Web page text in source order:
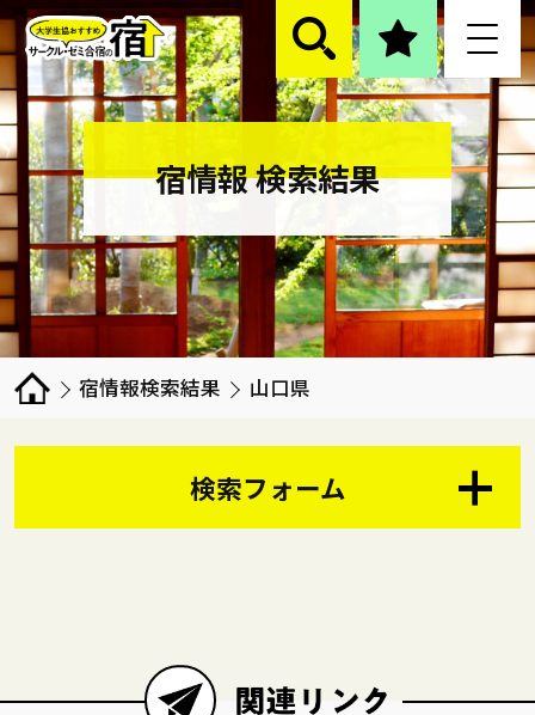
宿情報 検索結果
宿情報検索結果 山口県
検索フォーム